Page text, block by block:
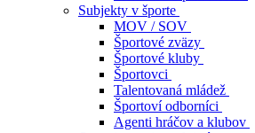
Subjekty v športe
MOV / SOV
Športové zväzy
Športové kluby
Športovci
Talentovaná mládež
Športoví odborníci
Agenti hráčov a klubov